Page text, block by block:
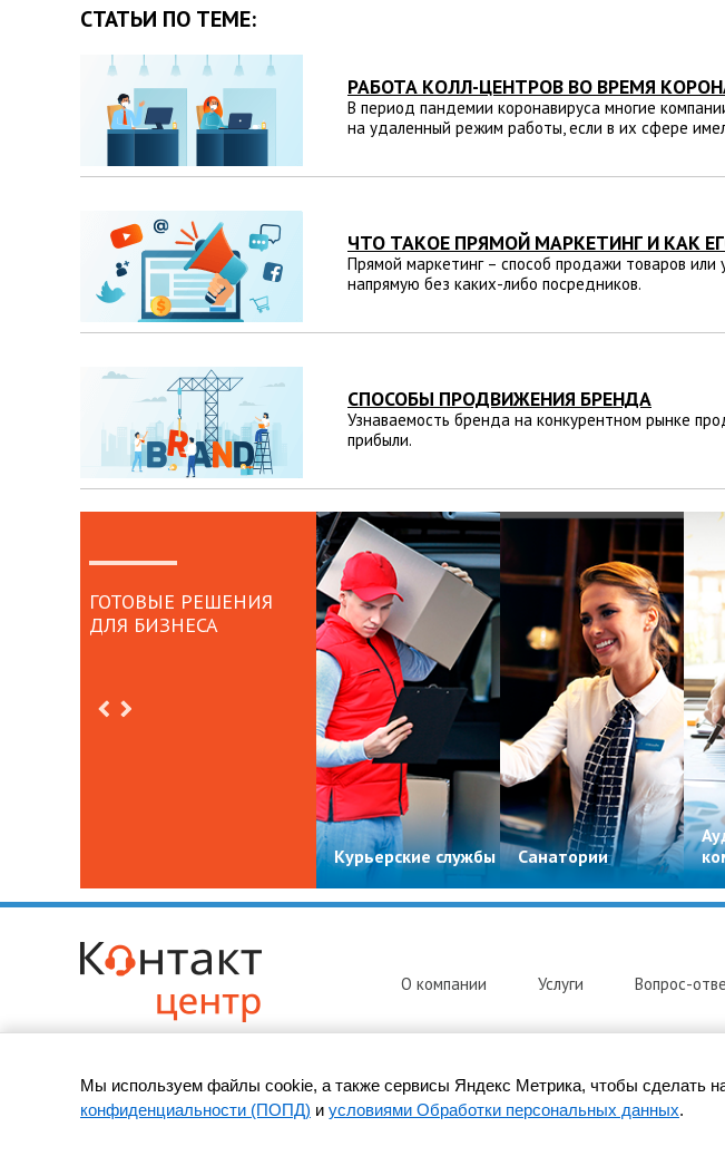
СТАТЬИ ПО ТЕМЕ:
РАБОТА КОЛЛ-ЦЕНТРОВ ВО ВРЕМЯ
В период пандемии коронавируса многие
на удаленный режим работы, если в их сфере
ЧТО ТАКОЕ ПРЯМОЙ МАРКЕТИНГ И КАК
Прямой маркетинг – способ продажи товаров или
напрямую без каких-либо посредников.
СПОСОБЫ ПРОДВИЖЕНИЯ БРЕНДА
Узнаваемость бренда на конкурентном рынке
прибыли.
ГОТОВЫЕ РЕШЕНИЯ
ДЛЯ БИЗНЕСА
Курьерские службы Санатории
О компании Услуги Вопрос-
© 2010-2026 ООО «Контакт-Центр» -колл-центр в Братске
Адрес: 665718, Братск, ул. Южная, д. 20, оф. 230
Мы используем файлы cookie, а также сервисы Яндекс Метрика, чтобы сделать
конфиденциальности (ПОПД) и условиями Обработки персональных данных.